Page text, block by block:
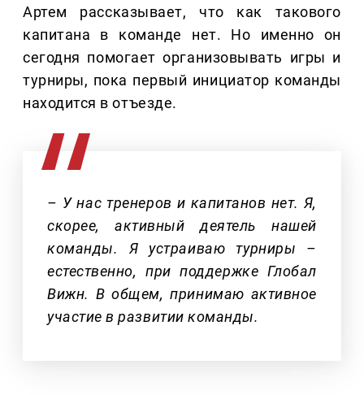
Артем рассказывает, что как такового
капитана в команде нет. Но именно он
сегодня помогает организовывать игры и
турниры, пока первый инициатор команды
находится в отъезде.
– У нас тренеров и капитанов нет. Я,
скорее, активный деятель нашей
команды. Я устраиваю турниры –
естественно, при поддержке Глобал
Вижн. В общем, принимаю активное
участие в развитии команды.